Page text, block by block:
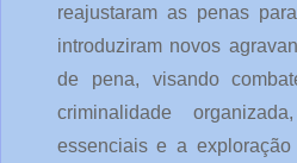
reajustaram as penas
introduziram novos
de pena, visando
criminalidade
essenciais e a